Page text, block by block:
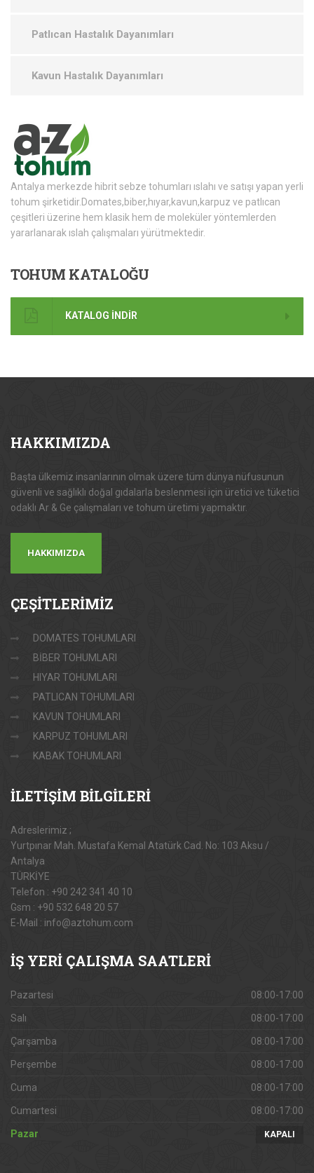
Patlıcan Hastalık Dayanımları
Kavun Hastalık Dayanımları
Antalya merkezde hibrit sebze tohumları ıslahı ve satışı yapan yerli
tohum şirketidir.Domates,biber,hıyar,kavun,karpuz ve patlıcan
çeşitleri üzerine hem klasik hem de moleküler yöntemlerden
yararlanarak ıslah çalışmaları yürütmektedir.
TOHUM KATALOĞU
KATALOG İNDİR
HAKKIMIZDA
Başta ülkemiz insanlarının olmak üzere tüm dünya nüfusunun
güvenli ve sağlıklı doğal gıdalarla beslenmesi için üretici ve tüketici
odaklı Ar & Ge çalışmaları ve tohum üretimi yapmaktır.
HAKKIMIZDA
ÇEŞİTLERİMİZ
DOMATES TOHUMLARI
BİBER TOHUMLARI
HIYAR TOHUMLARI
PATLICAN TOHUMLARI
KAVUN TOHUMLARI
KARPUZ TOHUMLARI
KABAK TOHUMLARI
İLETİŞİM BİLGİLERİ
Adreslerimiz ;
Yurtpınar Mah. Mustafa Kemal Atatürk Cad. No: 103 Aksu /
Antalya
TÜRKİYE
Telefon : +90 242 341 40 10
Gsm : +90 532 648 20 57
E-Mail : info@aztohum.com
İŞ YERİ ÇALIŞMA SAATLERİ
Pazartesi 08:00-17:00
Salı 08:00-17:00
Çarşamba 08:00-17:00
Perşembe 08:00-17:00
Cuma 08:00-17:00
Cumartesi 08:00-17:00
Pazar KAPALI